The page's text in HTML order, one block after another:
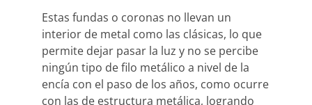
Estas fundas o coronas no llevan un
interior de metal como las clásicas, lo que
permite dejar pasar la luz y no se percibe
ningún tipo de filo metálico a nivel de la
encía con el paso de los años, como ocurre
con las de estructura metálica, logrando